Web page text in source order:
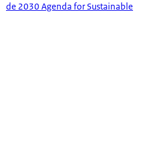
de 2030 Agenda for Sustainable